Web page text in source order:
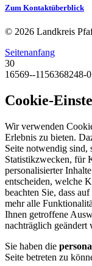
Zum Kontaktüberblick
© 2026 Landkreis
Seitenanfang
30
16569--1156368248-0
Cookie-
Wir verwenden
Erlebnis zu bieten.
Seite notwendig sind,
Statistikzwecken, für
personalisierter
entscheiden, welche
beachten Sie, dass
mehr alle
Ihnen getroffene
nachträglich geändert
Sie haben die
Seite betreten zu